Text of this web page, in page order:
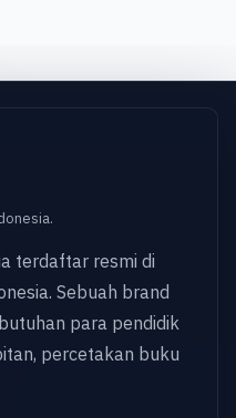
terdaftar resmi di
Sebuah brand
para pendidik
percetakan buku